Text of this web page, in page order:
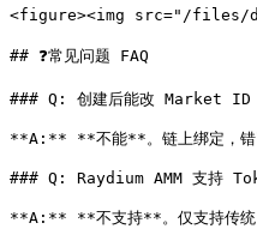
<figure><img src="/files/
## ❓常见问题 FAQ
### Q: 创建后能改 Market ID
**A:** **不能**。链上绑定，
### Q: Raydium AMM 支持
**A:** **不支持**。仅支持传统